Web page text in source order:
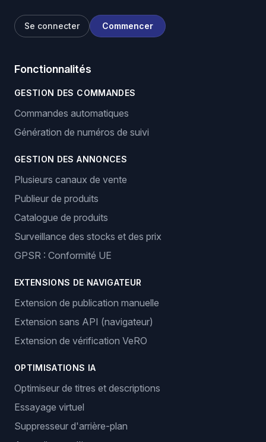
Se connecter Commencer
Fonctionnalités
GESTION DES COMMANDES
Commandes automatiques
Génération de numéros de suivi
GESTION DES ANNONCES
Plusieurs canaux de vente
Publieur de produits
Catalogue de produits
Surveillance des stocks et des prix
GPSR : Conformité UE
EXTENSIONS DE NAVIGATEUR
Extension de publication manuelle
Extension sans API (navigateur)
Extension de vérification VeRO
OPTIMISATIONS IA
Optimiseur de titres et descriptions
Essayage virtuel
Suppresseur d'arrière-plan